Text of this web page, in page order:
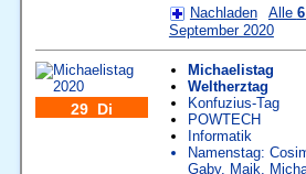
Nachladen
Alle
September 2020
29 Di
Michaelistag
Weltherztag
Konfuzius-Tag
POWTECH
Informatik
Namenstag:
Gaby, Maik